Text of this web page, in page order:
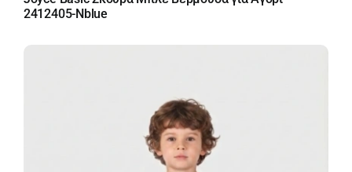
2412405-Nblue